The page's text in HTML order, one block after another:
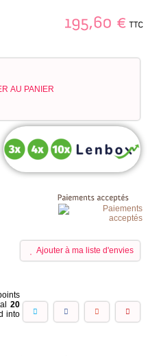
AU PANIER
Ajouter à ma liste d'envies
20
into